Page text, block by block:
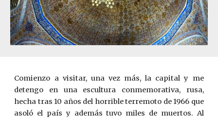
Comienzo a visitar, una vez más, la capital y me
detengo en una escultura conmemorativa, rusa,
hecha tras 10 años del horrible terremoto de 1966 que
asoló el país y además tuvo miles de muertos. Al